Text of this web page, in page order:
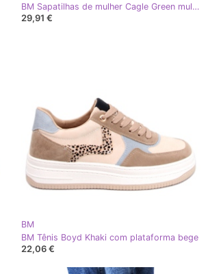
BM Sapatilhas de mulher Cagle Green multicolorido
29,91 €
BM
BM Tênis Boyd Khaki com plataforma bege
22,06 €